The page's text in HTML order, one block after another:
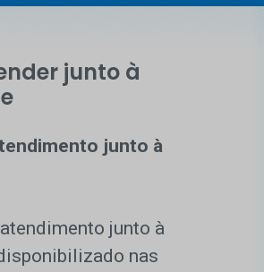
junto à
junto à
junto à
nas